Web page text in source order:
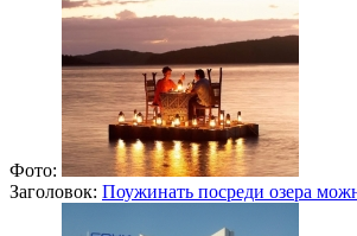
Фото:
Заголовок: Поужинать посреди озера